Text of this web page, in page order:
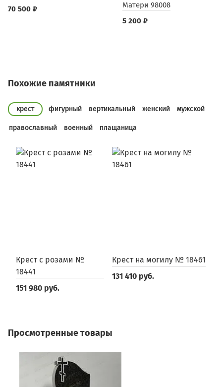
70 500 ₽
Матери 98008
5 200 ₽
Похожие памятники
крест фигурный вертикальный женский мужской
православный военный плащаница
Крест с розами №
18441
151 980 руб.
Крест на могилу № 18461
131 410 руб.
Просмотренные товары